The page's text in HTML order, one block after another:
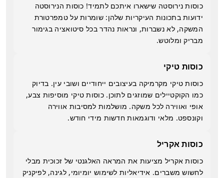
כוסות נירוסטה שישארו איתכם לתמיד! כוסות הנירוסטה
ידועות בתכונות העיקריות שלהן: שומרות על טמפרטורת
המשקה, לא נשברות, ונראות נהדר בכל סיטואציה בגימור
מבריק ומלוטש.
כוסות טיקי
כוסות טיקי מקרמיקה בעיצובים ייחודיים ושובי עין. בדיוק
כמו הקוקטיילים שמוזגים לתוכן. כוסות טיקי מוסיפות צבע,
אופי ואווירה לכל משקה. מושלמות למסיבות אווירה
וקונספט. מלאי ודוגמאות חדשות מידי חודש.
כוסות אקריל
כוסות אקריל מציעות את המראה האלגנטי של זכוכית מבלי
לחשוש משברים. אידיאליות לשימוש יומיומי, לגינה, לפיקניק